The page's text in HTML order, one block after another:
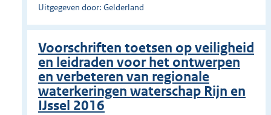
Uitgegeven door: Gelderland
Voorschriften toetsen op veiligheid
en leidraden voor het ontwerpen
en verbeteren van regionale
waterkeringen waterschap Rijn en
IJssel 2016